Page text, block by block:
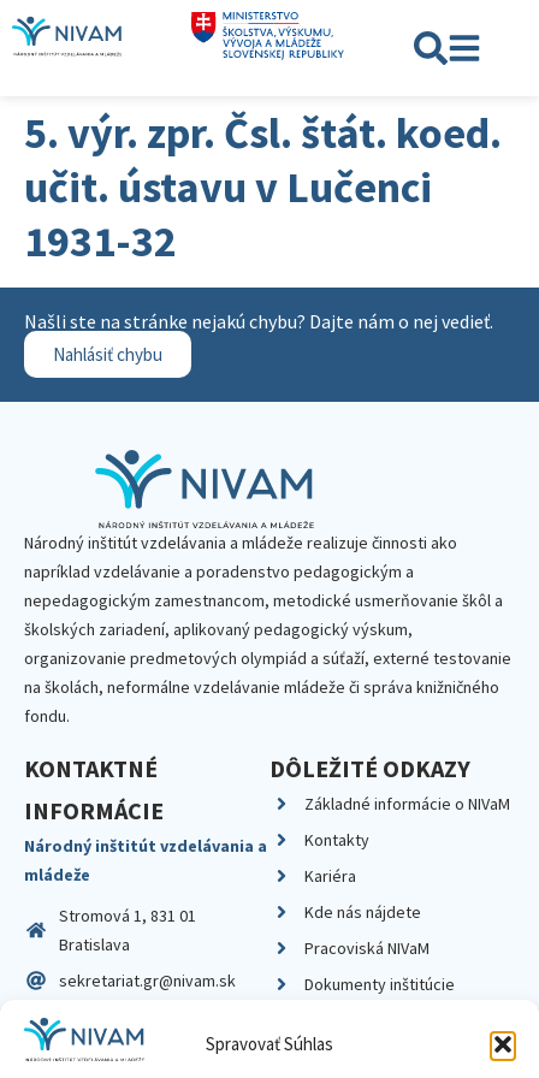
Spravovať Súhlas
5. výr. zpr. Čsl. štát. koed.
učit. ústavu v Lučenci
1931-32
Našli ste na stránke nejakú chybu? Dajte nám o nej vedieť.
Nahlásiť chybu
Národný inštitút vzdelávania a mládeže realizuje činnosti ako
napríklad vzdelávanie a poradenstvo pedagogickým a
nepedagogickým zamestnancom, metodické usmerňovanie škôl a
školských zariadení, aplikovaný pedagogický výskum,
organizovanie predmetových olympiád a súťaží, externé testovanie
na školách, neformálne vzdelávanie mládeže či správa knižničného
fondu.
KONTAKTNÉ
INFORMÁCIE
Národný inštitút vzdelávania a
mládeže
Stromová 1, 831 01
Bratislava
sekretariat.gr@nivam.sk
IČO: 00164348
DIČ: 2020798714
DÔLEŽITÉ ODKAZY
Základné informácie o NIVaM
Kontakty
Kariéra
Kde nás nájdete
Pracoviská NIVaM
Dokumenty inštitúcie